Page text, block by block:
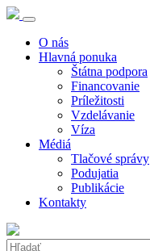
O nás
Hlavná ponuka
Štátna podpora
Financovanie
Príležitosti
Vzdelávanie
Víza
Médiá
Tlačové správy
Podujatia
Publikácie
Kontakty